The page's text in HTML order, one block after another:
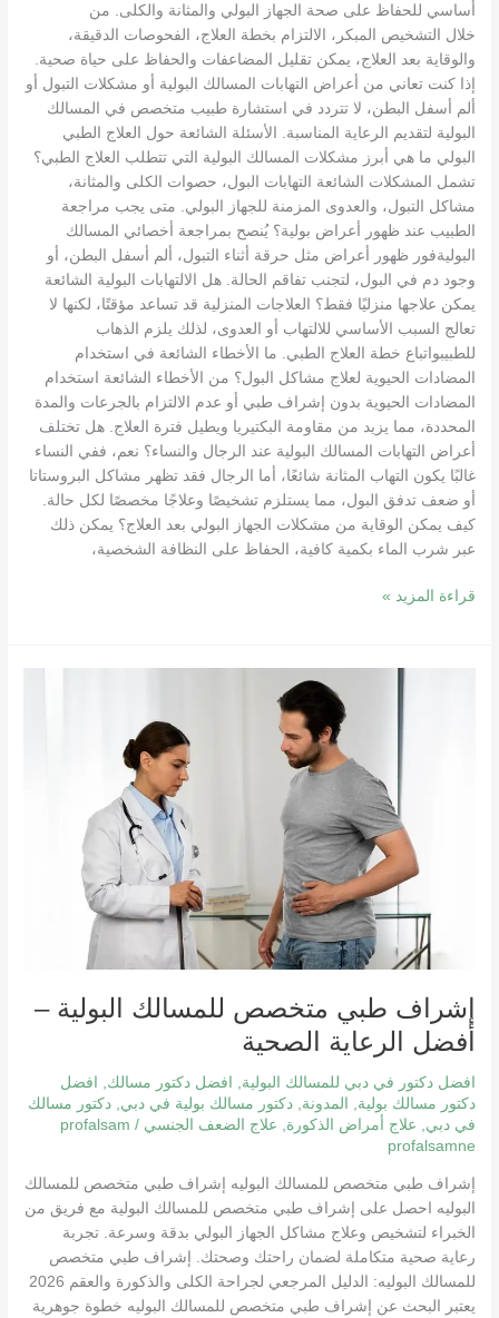
أساسي للحفاظ على صحة الجهاز البولي والمثانة والكلى. من
خلال التشخيص المبكر، الالتزام بخطة العلاج، الفحوصات الدقيقة،
والوقاية بعد العلاج، يمكن تقليل المضاعفات والحفاظ على حياة صحية.
إذا كنت تعاني من أعراض التهابات المسالك البولية أو مشكلات التبول أو
ألم أسفل البطن، لا تتردد في استشارة طبيب متخصص في المسالك
البولية لتقديم الرعاية المناسبة. الأسئلة الشائعة حول العلاج الطبي
البولي ما هي أبرز مشكلات المسالك البولية التي تتطلب العلاج الطبي؟
تشمل المشكلات الشائعة التهابات البول، حصوات الكلى والمثانة،
مشاكل التبول، والعدوى المزمنة للجهاز البولي. متى يجب مراجعة
الطبيب عند ظهور أعراض بولية؟ يُنصح بمراجعة أخصائي المسالك
البوليةفور ظهور أعراض مثل حرقة أثناء التبول، ألم أسفل البطن، أو
وجود دم في البول، لتجنب تفاقم الحالة. هل الالتهابات البولية الشائعة
يمكن علاجها منزليًا فقط؟ العلاجات المنزلية قد تساعد مؤقتًا، لكنها لا
تعالج السبب الأساسي للالتهاب أو العدوى، لذلك يلزم الذهاب
للطبيبواتباع خطة العلاج الطبي. ما الأخطاء الشائعة في استخدام
المضادات الحيوية لعلاج مشاكل البول؟ من الأخطاء الشائعة استخدام
المضادات الحيوية بدون إشراف طبي أو عدم الالتزام بالجرعات والمدة
المحددة، مما يزيد من مقاومة البكتيريا ويطيل فترة العلاج. هل تختلف
أعراض التهابات المسالك البولية عند الرجال والنساء؟ نعم، ففي النساء
غالبًا يكون التهاب المثانة شائعًا، أما الرجال فقد تظهر مشاكل البروستاتا
أو ضعف تدفق البول، مما يستلزم تشخيصًا وعلاجًا مخصصًا لكل حالة.
كيف يمكن الوقاية من مشكلات الجهاز البولي بعد العلاج؟ يمكن ذلك
عبر شرب الماء بكمية كافية، الحفاظ على النظافة الشخصية،
قراءة المزيد »
إشراف طبي متخصص للمسالك البولية –
أفضل الرعاية الصحية
افضل دكتور في دبي للمسالك البولية, افضل دكتور مسالك,
افضل
دكتور مسالك بولية, المدونة,دكتور مسالك بولية في دبي,دكتور مسالك
في دبي, علاج أمراض الذكورة, علاج الضعف الجنسي /
profalsam
profalsamne
إشراف طبي متخصص للمسالك البوليه إشراف طبي متخصص للمسالك
البوليه احصل على إشراف طبي متخصص للمسالك البولية مع فريق من
الخبراء لتشخيص وعلاج مشاكل الجهاز البولي بدقة وسرعة. تجربة
رعاية صحية متكاملة لضمان راحتك وصحتك. إشراف طبي متخصص
للمسالك البوليه: الدليل المرجعي لجراحة الكلى والذكورة والعقم 2026
يعتبر البحث عن إشراف طبي متخصص للمسالك البوليه خطوة جوهرية